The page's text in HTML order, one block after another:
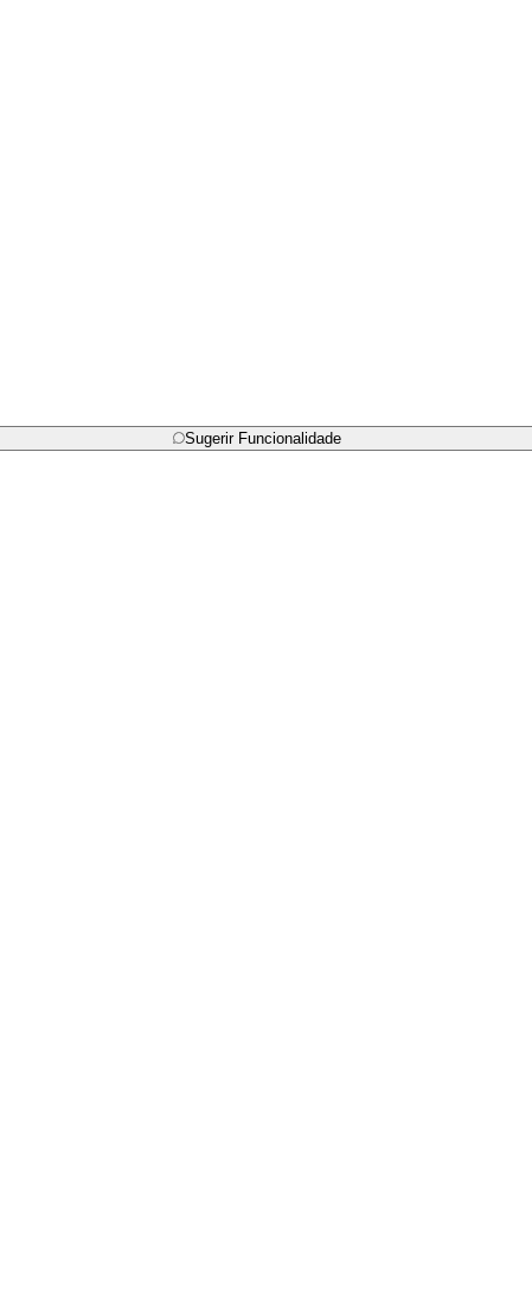
Sugerir Funcionalidade